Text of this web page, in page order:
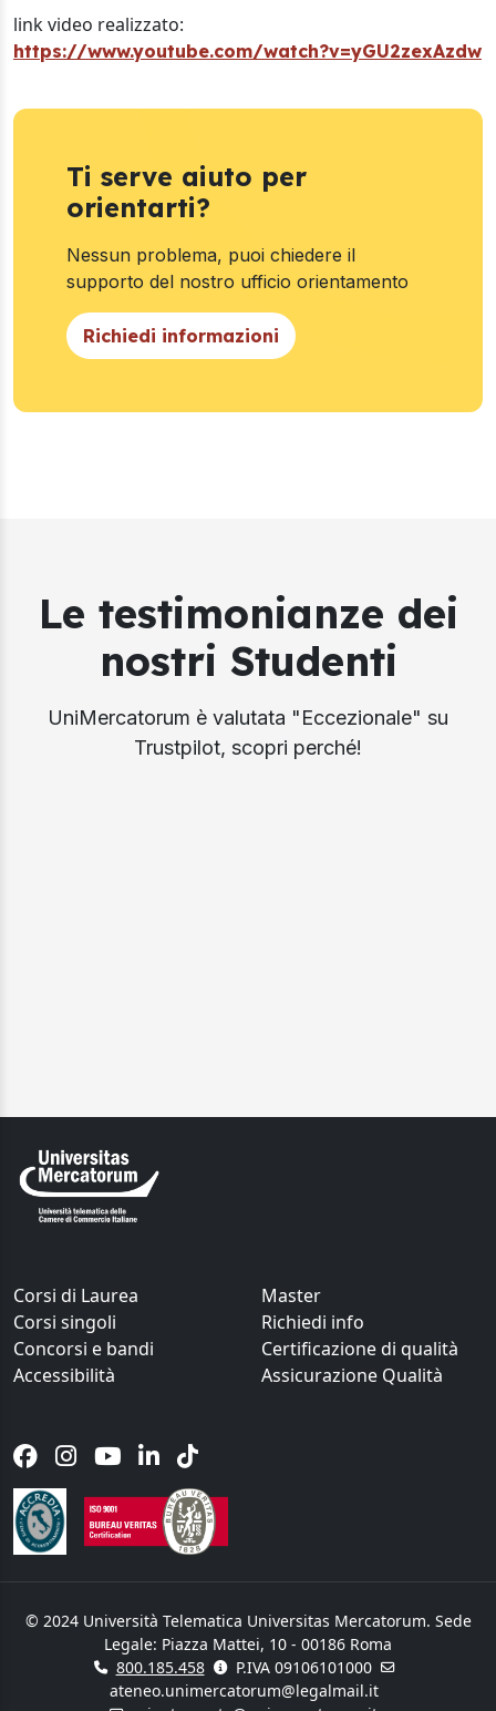
link video realizzato:
https://www.youtube.com/watch?v=yGU2zexAzdw
Ti serve aiuto per
orientarti?
Nessun problema, puoi chiedere il
supporto del nostro ufficio orientamento
Richiedi informazioni
Le testimonianze dei
nostri Studenti
UniMercatorum è valutata "Eccezionale" su
Trustpilot, scopri perché!
Corsi di Laurea
Master
Corsi singoli
Richiedi info
Concorsi e bandi
Certificazione di qualità
Accessibilità
Assicurazione Qualità
© 2024 Università Telematica Universitas Mercatorum. Sede
Legale: Piazza Mattei, 10 - 00186 Roma
800.185.458
P.IVA 09106101000
ateneo.unimercatorum@legalmail.it